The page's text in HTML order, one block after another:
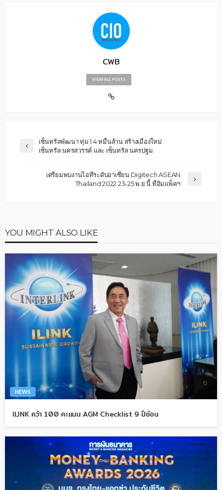
CWB
VIEW ALL POSTS
เซ็นทรัลพัฒนา ทุ่ม 1.4 หมื่นล้าน สร้างเมืองใหม่
เซ็นทรัล นครสวรรค์ และ เซ็นทรัล นครปฐม
เตรียมพบงานไอทีระดับอาเซียน Digitech ASEAN
Thailand 2022 23-25 พ.ย.นี้ ที่อิมแพ็คฯ
YOU MIGHT ALSO LIKE
NEWS
ILINK คว้า 100 คะแนน AGM Checklist 9 ปีซ้อน